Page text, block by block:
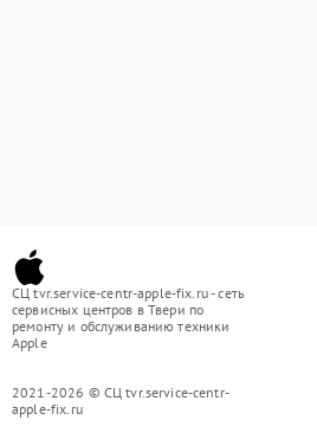
СЦ tvr.service-centr-apple-fix.ru - сеть
сервисных центров в Твери по
ремонту и обслуживанию техники
Apple
2021-2026 © СЦ tvr.service-centr-
apple-fix.ru